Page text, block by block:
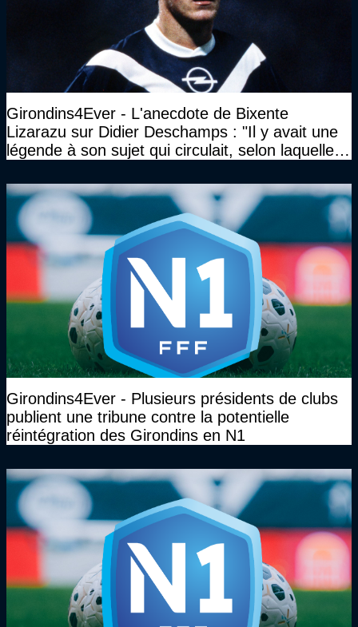
Girondins4Ever - L'anecdote de Bixente
Lizarazu sur Didier Deschamps : "Il y avait une
légende à son sujet qui circulait, selon laquelle il
Girondins4Ever - Plusieurs présidents de clubs
publient une tribune contre la potentielle
réintégration des Girondins en N1